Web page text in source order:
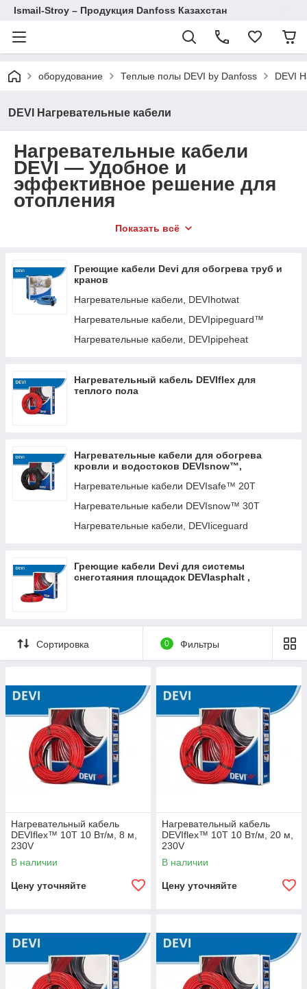
Ismail-Stroy – Продукция Danfoss Казахстан
оборудование Теплые полы DEVI by Danfoss DEVI
DEVI Нагревательные кабели
Нагревательные кабели
DEVI — Удобное и
эффективное решение для
отопления
DEVI нагревательные кабели— это надежные и
энергоэффективные системы для обогрева жилых,
обогрева полов, кровли и других объектов. Закажите
нагревательные кабели DEVI в Алматы и по всему
Казахстану с гарантией и бесплатной доставкой!
безопасного отопления. Закажите их сегодня и получите
качественный продукт с доставкой по Алматы и другим
городам Казахстана!
Написать
Показать всё
Греющие кабели Devi для обогрева труб и
кранов
Нагревательные кабели, DEVIhotwat
Нагревательные кабели, DEVIpipeguard™
Нагревательные кабели, DEVIpipeheat
Нагревательный кабель DEVIflex для
теплого пола
Нагревательные кабели для обогрева
кровли и водостоков DEVIsnow™,
Нагревательные кабели DEVIsafe™ 20T
Нагревательные кабели DEVIsnow™ 30T
Нагревательные кабели, DEVIiceguard
Греющие кабели Devi для системы
снеготаяния площадок DEVIasphalt ,
Сортировка 0 Фильтры
Нагревательный кабель
DEVIflex™ 10T 10 Вт/м, 8 м,
230V
В наличии
Цену уточняйте
Нагревательный кабель
DEVIflex™ 10T 10 Вт/м, 20 м,
230V
В наличии
Цену уточняйте